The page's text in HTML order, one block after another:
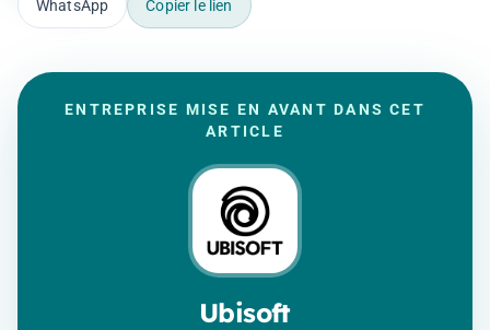
WhatsApp Copier le lien
ENTREPRISE MISE EN AVANT DANS CET
ARTICLE
Ubisoft